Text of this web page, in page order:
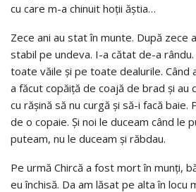
cu care m-a chinuit hoţii ăştia…
Zece ani au stat în munte. După zece
stabil pe undeva. I-a cătat de-a
toate văile şi pe toate dealurile. Când
a făcut copăiţă de coajă de brad şi au
cu răşină să nu curgă şi să-i facă baie.
de o copaie. Şi noi le duceam când le
puteam, nu le duceam şi răbdau.
Pe urmă Chircă a fost mort în munţi,
eu închisă. Da am lăsat pe alta în locu